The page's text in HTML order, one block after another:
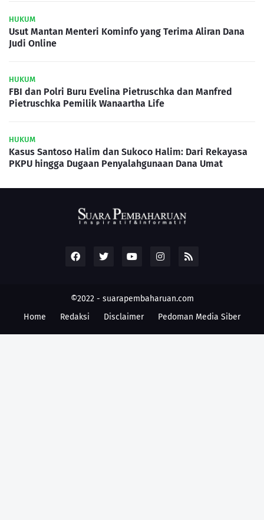
HUKUM
Usut Mantan Menteri Kominfo yang Terima Aliran Dana
Judi Online
HUKUM
FBI dan Polri Buru Evelina Pietruschka dan Manfred
Pietruschka Pemilik Wanaartha Life
HUKUM
Kasus Santoso Halim dan Sukoco Halim: Dari Rekayasa
PKPU hingga Dugaan Penyalahgunaan Dana Umat
©2022 - suarapembaharuan.com
Home
Redaksi Disclaimer Pedoman Media Siber